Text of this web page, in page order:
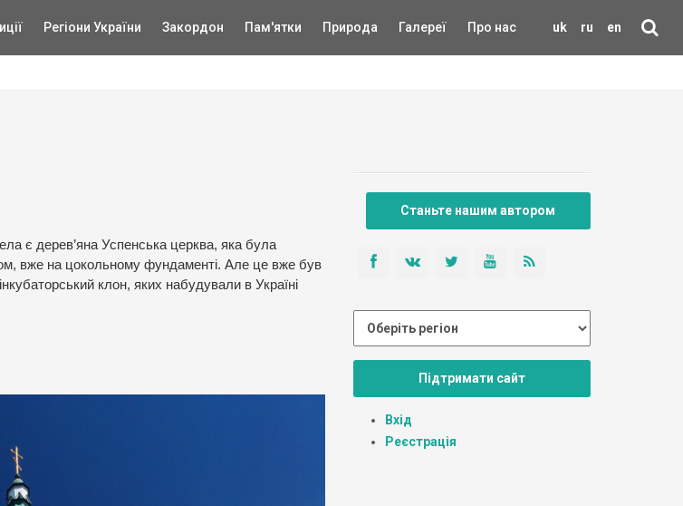
uk ru en
Регіони України Закордон Пам'ятки Природа Галереї Про нас
є дерев’яна Успенська церква, яка була
вже на цокольному фундаменті. Але це вже був
клон, яких набудували в Україні
Станьте нашим автором
Підтримати сайт
Вхід
Реєстрація